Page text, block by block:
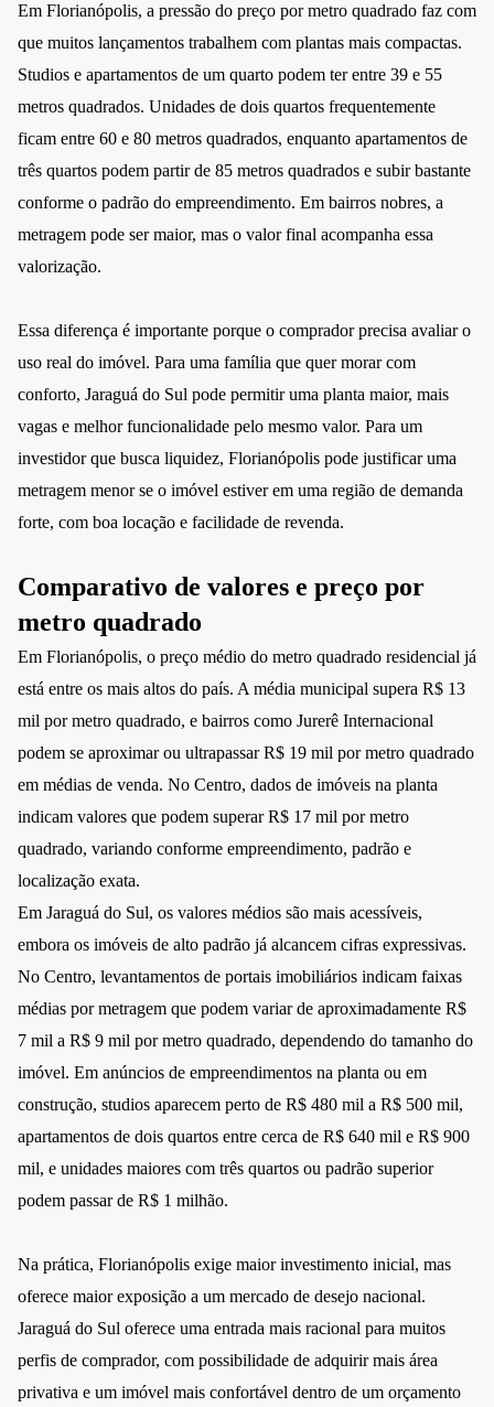
Em Florianópolis, a pressão do preço por metro quadrado faz com
que muitos lançamentos trabalhem com plantas mais compactas.
Studios e apartamentos de um quarto podem ter entre 39 e 55
metros quadrados. Unidades de dois quartos frequentemente
ficam entre 60 e 80 metros quadrados, enquanto apartamentos de
três quartos podem partir de 85 metros quadrados e subir bastante
conforme o padrão do empreendimento. Em bairros nobres, a
metragem pode ser maior, mas o valor final acompanha essa
valorização.
Essa diferença é importante porque o comprador precisa avaliar o
uso real do imóvel. Para uma família que quer morar com
conforto, Jaraguá do Sul pode permitir uma planta maior, mais
vagas e melhor funcionalidade pelo mesmo valor. Para um
investidor que busca liquidez, Florianópolis pode justificar uma
metragem menor se o imóvel estiver em uma região de demanda
forte, com boa locação e facilidade de revenda.
Comparativo de valores e preço por
metro quadrado
Em Florianópolis, o preço médio do metro quadrado residencial já
está entre os mais altos do país. A média municipal supera R$ 13
mil por metro quadrado, e bairros como Jurerê Internacional
podem se aproximar ou ultrapassar R$ 19 mil por metro quadrado
em médias de venda. No Centro, dados de imóveis na planta
indicam valores que podem superar R$ 17 mil por metro
quadrado, variando conforme empreendimento, padrão e
localização exata.
Em Jaraguá do Sul, os valores médios são mais acessíveis,
embora os imóveis de alto padrão já alcancem cifras expressivas.
No Centro, levantamentos de portais imobiliários indicam faixas
médias por metragem que podem variar de aproximadamente R$
7 mil a R$ 9 mil por metro quadrado, dependendo do tamanho do
imóvel. Em anúncios de empreendimentos na planta ou em
construção, studios aparecem perto de R$ 480 mil a R$ 500 mil,
apartamentos de dois quartos entre cerca de R$ 640 mil e R$ 900
mil, e unidades maiores com três quartos ou padrão superior
podem passar de R$ 1 milhão.
Na prática, Florianópolis exige maior investimento inicial, mas
oferece maior exposição a um mercado de desejo nacional.
Jaraguá do Sul oferece uma entrada mais racional para muitos
perfis de comprador, com possibilidade de adquirir mais área
privativa e um imóvel mais confortável dentro de um orçamento